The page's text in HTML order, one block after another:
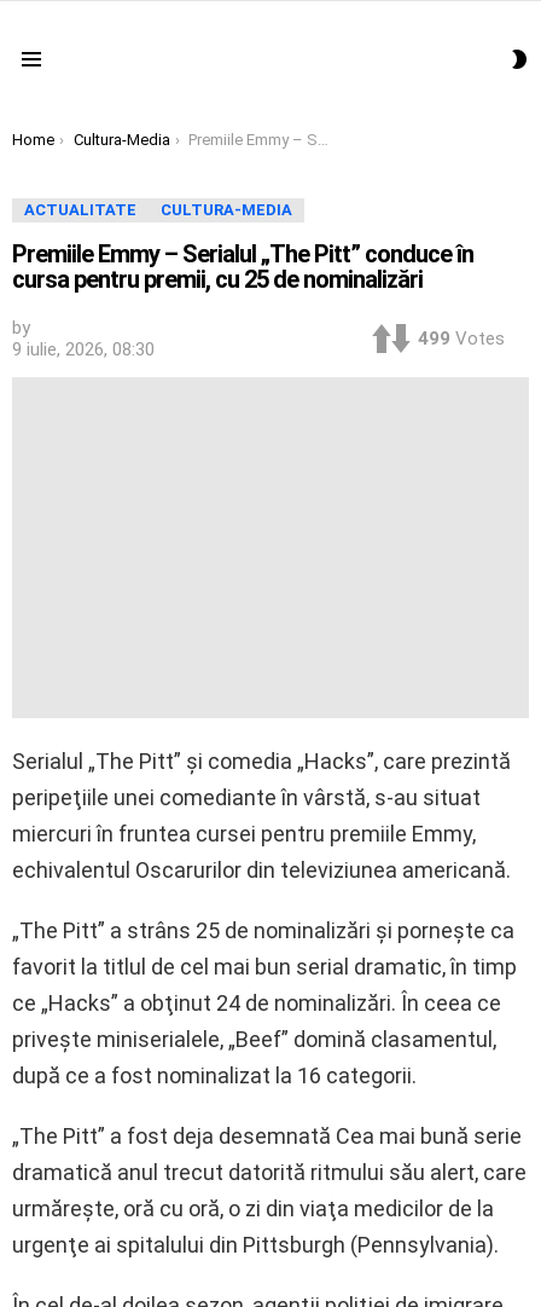
You are here:
Home Cultura-Media Premiile Emmy – Serialul „The Pitt” conduce în cursa pentru premii, cu 25 de nominalizări
ACTUALITATE CULTURA-MEDIA
Premiile Emmy – Serialul „The Pitt” conduce în
cursa pentru premii, cu 25 de nominalizări
by
9 iulie, 2026, 08:30
499 Votes
Serialul „The Pitt” şi comedia „Hacks”, care prezintă
peripeţiile unei comediante în vârstă, s-au situat
miercuri în fruntea cursei pentru premiile Emmy,
echivalentul Oscarurilor din televiziunea americană.
„The Pitt” a strâns 25 de nominalizări şi porneşte ca
favorit la titlul de cel mai bun serial dramatic, în timp
ce „Hacks” a obţinut 24 de nominalizări. În ceea ce
priveşte miniserialele, „Beef” domină clasamentul,
după ce a fost nominalizat la 16 categorii.
„The Pitt” a fost deja desemnată Cea mai bună serie
dramatică anul trecut datorită ritmului său alert, care
urmăreşte, oră cu oră, o zi din viaţa medicilor de la
urgenţe ai spitalului din Pittsburgh (Pennsylvania).